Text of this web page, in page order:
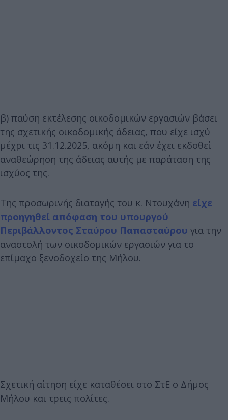
β) παύση εκτέλεσης οικοδομικών εργασιών βάσει
της σχετικής οικοδομικής άδειας, που είχε ισχύ
μέχρι τις 31.12.2025, ακόμη και εάν έχει εκδοθεί
αναθεώρηση της άδειας αυτής με παράταση της
ισχύος της.
Της προσωρινής διαταγής του κ. Ντουχάνη είχε
προηγηθεί απόφαση του υπουργού
Περιβάλλοντος Σταύρου Παπασταύρου για την
αναστολή των οικοδομικών εργασιών για το
επίμαχο ξενοδοχείο της Μήλου.
Σχετική αίτηση είχε καταθέσει στο ΣτΕ ο Δήμος
Μήλου και τρεις πολίτες.